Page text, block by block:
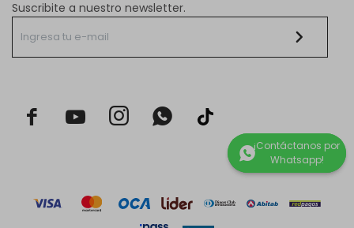
Suscribite a nuestro newsletter.
  